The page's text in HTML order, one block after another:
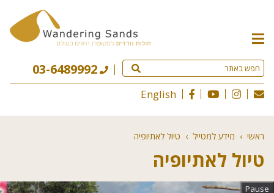
תפריט
האתר
03-6489992
English
ראשי › מידע למטייל › טיול לאתיופיה
טיול לאתיופיה
Pause